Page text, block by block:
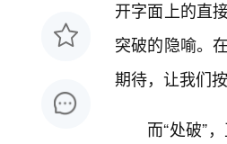
开字面上的直
突破的隐喻。
期待，让我们
而“处破”